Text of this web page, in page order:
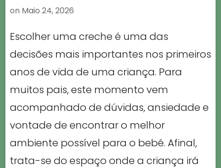
on Maio 24, 2026
Escolher uma creche é uma das
decisões mais importantes nos primeiros
anos de vida de uma criança. Para
muitos pais, este momento vem
acompanhado de dúvidas, ansiedade e
vontade de encontrar o melhor
ambiente possível para o bebé. Afinal,
trata-se do espaço onde a criança irá